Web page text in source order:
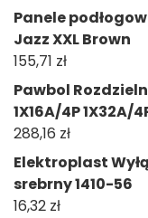
Panele
Jazz XXL Brown
155,71 zł
Pawbol
1X16A/4P 1X32A/
288,16 zł
Elektroplast
srebrny 1410-56
16,32 zł